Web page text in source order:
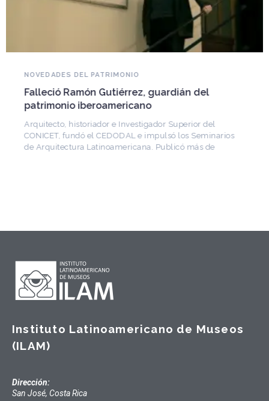
NOVEDADES DEL PATRIMONIO
Falleció Ramón Gutiérrez, guardián del
patrimonio iberoamericano
Arquitecto, historiador e Investigador Superior del
CONICET, fundó el CEDODAL e impulsó los Seminarios
de Arquitectura Latinoamericana. Publicó más de
Instituto Latinoamericano de Museos
(ILAM)
Dirección:
San José, Costa Rica